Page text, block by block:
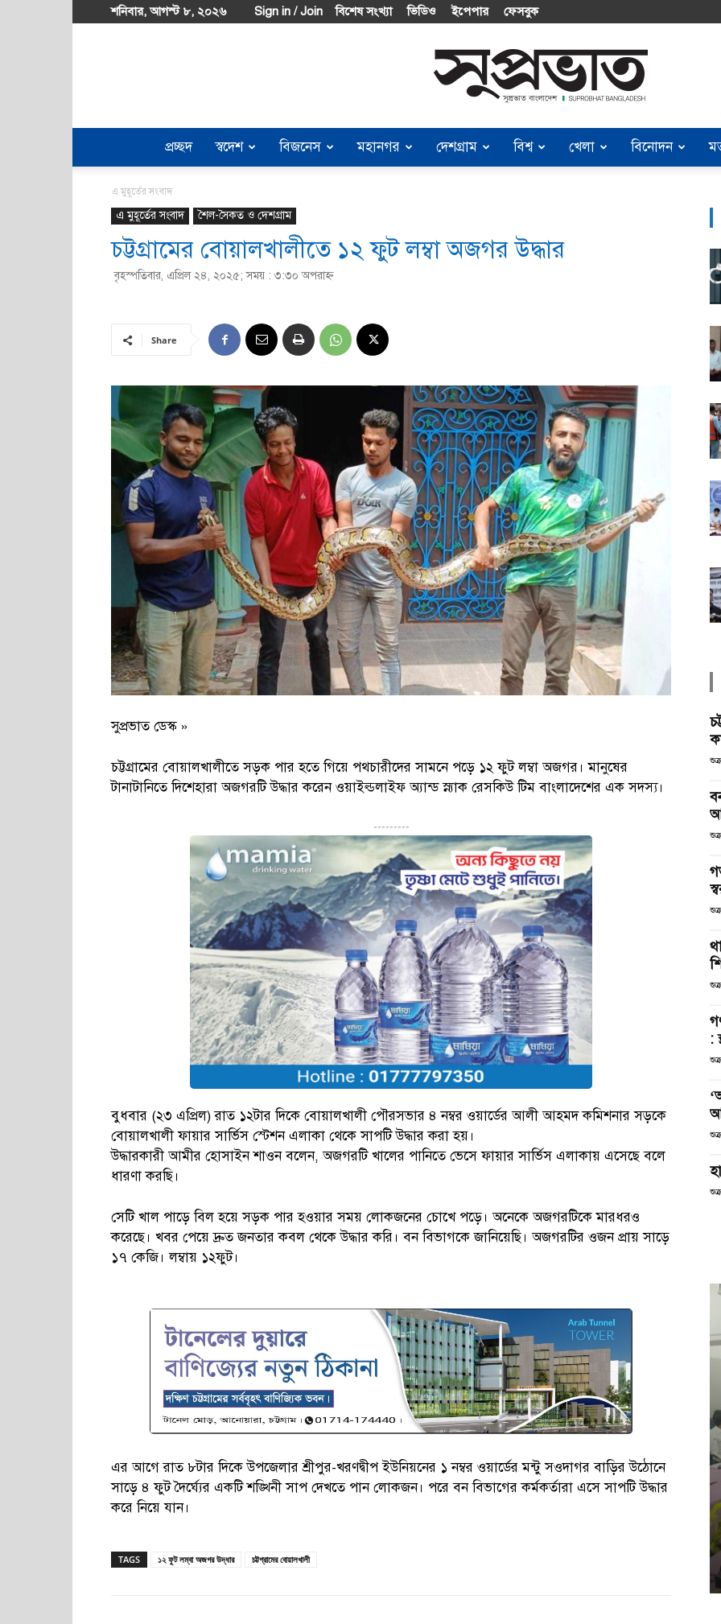
শনিবার, আগস্ট ৮, ২০২৬ Sign in / Join বিশেষ সংখ্যা ভিডিও ইপেপার ফেসবুক
Suprobhat
Bangladesh
প্রচ্ছদ স্বদেশ বিজনেস মহানগর দেশগ্রাম বিশ্ব খেলা বিনোদন
এ মুহূর্তের সংবাদ
এ মুহূর্তের সংবাদ শৈল-সৈকত ও দেশগ্রাম
চট্টগ্রামের বোয়ালখালীতে ১২ ফুট লম্বা অজগর উদ্ধার
বৃহস্পতিবার, এপ্রিল ২৪, ২০২৫; সময় : ৩:৩০ অপরাহ্ণ
Share
সুপ্রভাত ডেস্ক »
চট্টগ্রামের বোয়ালখালীতে সড়ক পার হতে গিয়ে পথচারীদের সামনে পড়ে ১২ ফুট লম্বা অজগর। মানুষের
টানাটানিতে দিশেহারা অজগরটি উদ্ধার করেন ওয়াইল্ডলাইফ অ্যান্ড স্ন্যাক রেসকিউ টিম বাংলাদেশের এক সদস্য।
---------
বুধবার (২৩ এপ্রিল) রাত ১২টার দিকে বোয়ালখালী পৌরসভার ৪ নম্বর ওয়ার্ডের আলী আহমদ কমিশনার সড়কে
বোয়ালখালী ফায়ার সার্ভিস স্টেশন এলাকা থেকে সাপটি উদ্ধার করা হয়।
উদ্ধারকারী আমীর হোসাইন শাওন বলেন, অজগরটি খালের পানিতে ভেসে ফায়ার সার্ভিস এলাকায় এসেছে বলে
ধারণা করছি।
সেটি খাল পাড়ে বিল হয়ে সড়ক পার হওয়ার সময় লোকজনের চোখে পড়ে। অনেকে অজগরটিকে মারধরও
করেছে। খবর পেয়ে দ্রুত জনতার কবল থেকে উদ্ধার করি। বন বিভাগকে জানিয়েছি। অজগরটির ওজন প্রায় সাড়ে
১৭ কেজি। লম্বায় ১২ফুট।
এর আগে রাত ৮টার দিকে উপজেলার শ্রীপুর-খরণদ্বীপ ইউনিয়নের ১ নম্বর ওয়ার্ডের মন্টু সওদাগর বাড়ির উঠোনে
সাড়ে ৪ ফুট দৈর্ঘ্যের একটি শঙ্খিনী সাপ দেখতে পান লোকজন। পরে বন বিভাগের কর্মকর্তারা এসে সাপটি উদ্ধার
করে নিয়ে যান।
TAGS ১২ ফুট লম্বা অজগর উদ্ধার চট্টগ্রামের বোয়ালখালী
: